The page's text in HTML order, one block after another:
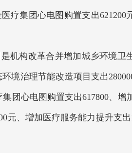
疗集团心电图购置支出621200
机构改革合并增加城乡环境卫
境治理节能改造项目支出
团心电图购置支出617800、增
元、增加医疗服务能力提升支出